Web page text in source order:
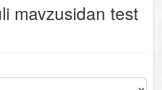
mavzusidan test